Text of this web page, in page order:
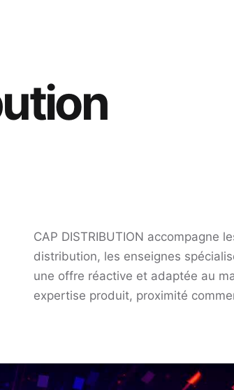
CAP DISTRIBUTION accompagne
distribution, les enseignes
une offre réactive et adaptée au
expertise produit, proximité